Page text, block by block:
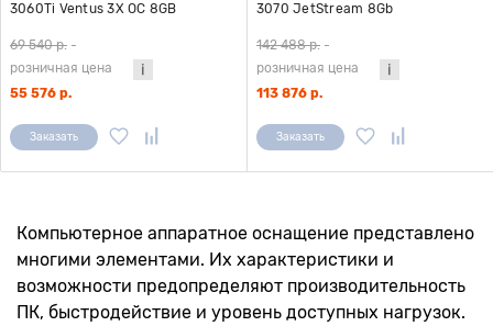
3060Ti Ventus 3X OC 8GB
69 540 р. -
розничная цена
55 576 р.
Заказать
3070 JetStream 8Gb
142 488 р. -
розничная цена
113 876 р.
Заказать
Компьютерное аппаратное оснащение представлено
многими элементами. Их характеристики и
возможности предопределяют производительность
ПК, быстродействие и уровень доступных нагрузок.